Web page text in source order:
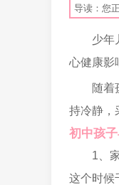
导读：您
少年
心健康影
随着
持冷静，
初中孩
1、
这个时候